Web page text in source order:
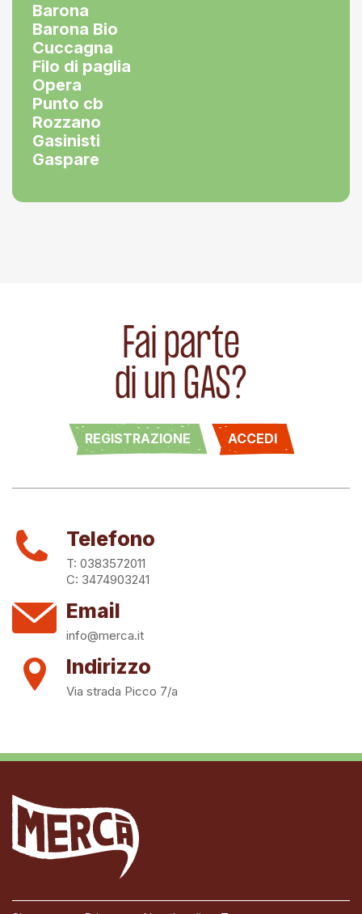
Barona
Barona Bio
Cuccagna
Filo di paglia
Opera
Punto cb
Rozzano
Gasinisti
Gaspare
Fai parte
di un GAS?
REGISTRAZIONE ACCEDI
Telefono
T: 0383572011
C: 3474903241
Email
info@merca.it
Indirizzo
Via strada Picco 7/a